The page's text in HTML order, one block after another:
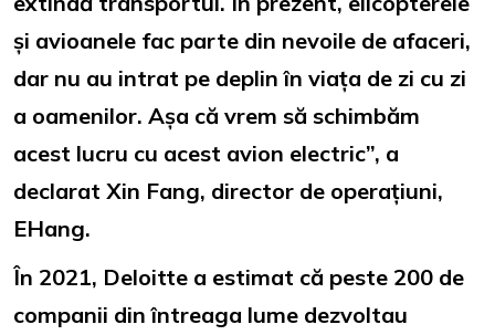
și avioanele fac parte din nevoile de afaceri,
dar nu au intrat pe deplin în viața de zi cu zi
a oamenilor. Așa că vrem să schimbăm
acest lucru cu acest avion electric”, a
declarat Xin Fang, director de operațiuni,
EHang.
În 2021, Deloitte a estimat că peste 200 de
companii din întreaga lume dezvoltau